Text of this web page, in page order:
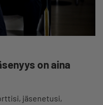
on aina
jäsenetusi,